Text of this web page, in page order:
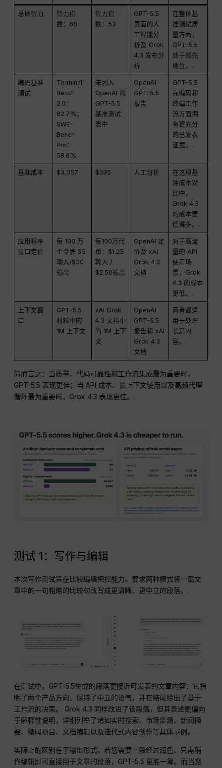
总体智力
智力指
数：60
智力指
数：53
GPT-5.5
页面的人
工智能分
析及 Grok
4.3 发布分
析
在整体基
准测试质
量方面，
GPT-5.5
处于领先
地位。.
编码基准
测试
Terminal-
Bench
2.0：
82.7%；
SWE-
Bench
Pro：
58.6%
未列入
OpenAI 的
GPT-5.5
基准测试
表中
OpenAI
GPT-5.5
报告
GPT-5.5
在编码和
终端工作
流方面拥
有更充分
的已发表
证据。.
基准成本 $3,357 $395 人工分析
在这项基
准成本对
比中，
Grok 4.3
的成本要
低得多。.
应用程序
接口定价
每 100 万
个令牌 $5
输入/$30
输出
每100万代
币：$1.25
输入 /
$2.50输出
OpenAI 定
价及 xAI
Grok 4.3
文档
对于高流
量的 API
使用场
景，Grok
4.3 的成本
更低。.
上下文窗
口
GPT-5.5
材料中的
1M 上下文
xAI Grok
4.3 文档中
的 1M 上下
文
OpenAI
GPT-5.5
报告和 xAI
Grok 4.3
文档
两者都适
用于处理
长篇内
容。.
简而言之：当质量、代码可靠性和工作流集成最为重要时，
GPT-5.5 表现更佳；当 API 成本、长上下文使用以及高频代理
循环最为重要时，Grok 4.3 表现更佳。.
测试 1：写作与编辑
本次写作测试旨在比较编辑把控能力。要求两种模式将一篇文
章中的一句粗略的比较句改写成更清晰、更中立的段落。.
在测试中，GPT-5.5生成的段落更接近可发表的文章内容：它指
明了两个产品方向，保持了中立的语气，并在结尾给出了基于
工作流的决策。 Grok 4.3 同样改进了该段落，但其表述更偏向
于解释性说明，详细列举了诸如实时搜索、市场监测、新闻摘
要、编码项目、文档编辑以及迭代式内容创作等具体示例。.
实际上的区别在于输出形式。若您需要一段经过润色、只需稍
作编辑即可直接用于文章的段落，GPT-5.5 更胜一筹。而当您